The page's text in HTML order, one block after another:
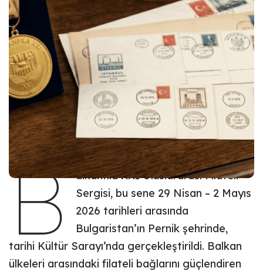
Bulgaristan’da düzenlenen Balkanfila XXI
Uluslararası Filateli Sergisi’nde,
1950-2017 Yılları
Arasında Türkiye’de Kullanılan Turistik Posta
Damgalarıçalışmamızla en yüksek derecelerden
biri olan Altın Madalya’yı kazandık!
B
alkanfila XXI Uluslararası Filateli
Sergisi, bu sene 29 Nisan – 2 Mayıs
2026 tarihleri arasında
Bulgaristan’ın Pernik şehrinde,
tarihi Kültür Sarayı’nda gerçekleştirildi. Balkan
ülkeleri arasındaki filateli bağlarını güçlendiren